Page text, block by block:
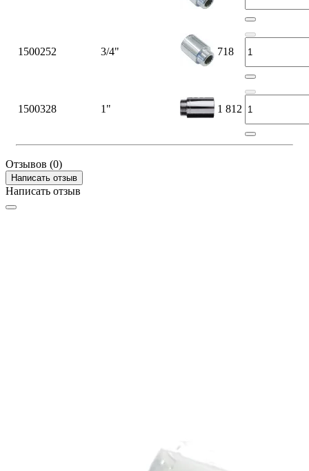
1500252 3/4" 718
1500328 1" 1 812
Отзывов (0)
Написать отзыв
Написать отзыв